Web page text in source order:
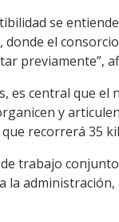
se
el
previamente”,
es central que
y
recorrerá 35
trabajo
la